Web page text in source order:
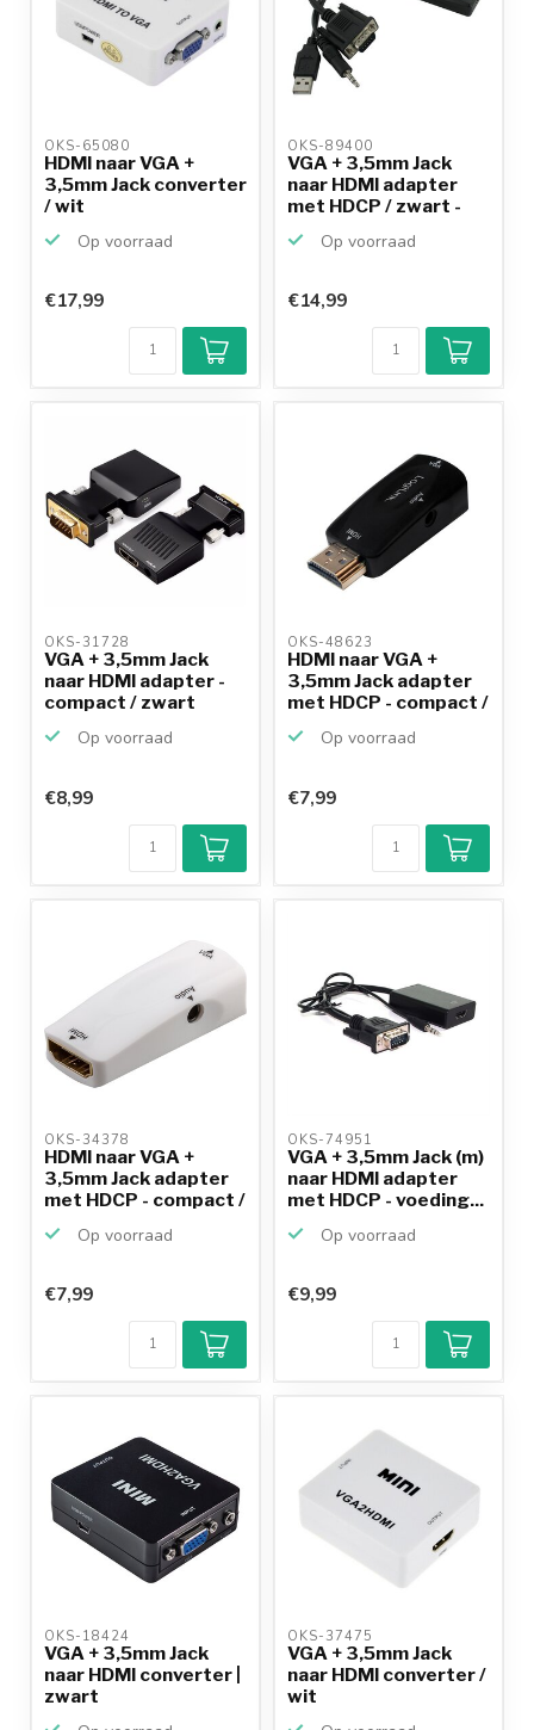
OKS-65080
HDMI naar VGA +
3,5mm Jack converter
/ wit
Op voorraad
€17,99
OKS-89400
VGA + 3,5mm Jack
naar HDMI adapter
met HDCP / zwart -
Op voorraad
€14,99
OKS-31728
VGA + 3,5mm Jack
naar HDMI adapter -
compact / zwart
Op voorraad
€8,99
OKS-48623
HDMI naar VGA +
3,5mm Jack adapter
met HDCP - compact /
Op voorraad
€7,99
OKS-34378
HDMI naar VGA +
3,5mm Jack adapter
met HDCP - compact /
Op voorraad
€7,99
OKS-74951
VGA + 3,5mm Jack (m)
naar HDMI adapter
met HDCP - voeding...
Op voorraad
€9,99
OKS-18424
VGA + 3,5mm Jack
naar HDMI converter |
zwart
OKS-37475
VGA + 3,5mm Jack
naar HDMI converter /
wit